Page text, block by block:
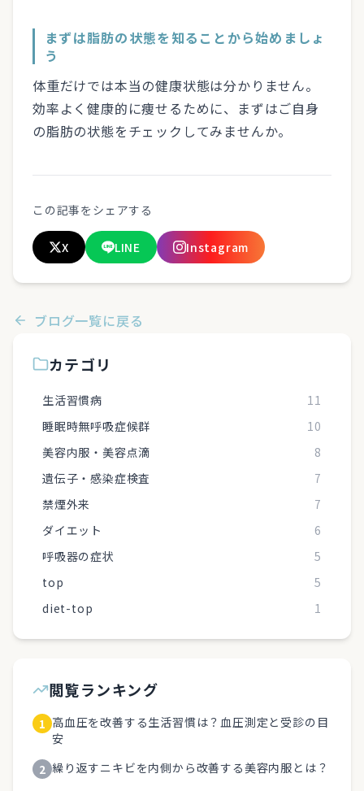
まずは脂肪の状態を知ることから始めましょ
う
体重だけでは本当の健康状態は分かりません。
効率よく健康的に痩せるために、まずはご自身
の脂肪の状態をチェックしてみませんか。
この記事をシェアする
X LINE Instagram
ブログ一覧に戻る
カテゴリ
生活習慣病
11
睡眠時無呼吸症候群
10
美容内服・美容点滴
8
遺伝子・感染症検査
7
禁煙外来
7
ダイエット
6
呼吸器の症状
5
top
5
diet-top
1
閲覧ランキング
1 高血圧を改善する生活習慣は？血圧測定と受診の目
安
2 繰り返すニキビを内側から改善する美容内服とは？